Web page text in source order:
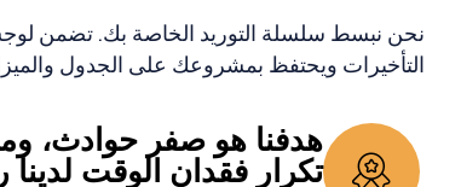
نحن نبسط سلسلة التوريد الخاصة بك. تضمن
التأخيرات ويحتفظ بمشروعك على الجدول
هدفنا هو صفر حوادث،
تكرار فقدان الوقت لدينا